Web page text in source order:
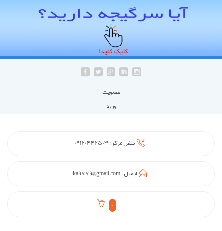
عضويت
ورود
تلفن مرکز :09160442503
ایمیل :ka9779@gmail.com
0